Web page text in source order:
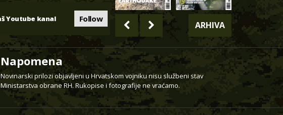
Youtube kanal Follow
ARHIVA
Napomena
Novinarski prilozi objavljeni u Hrvatskom vojniku nisu službeni stav
Ministarstva obrane RH. Rukopise i fotografije ne vraćamo.